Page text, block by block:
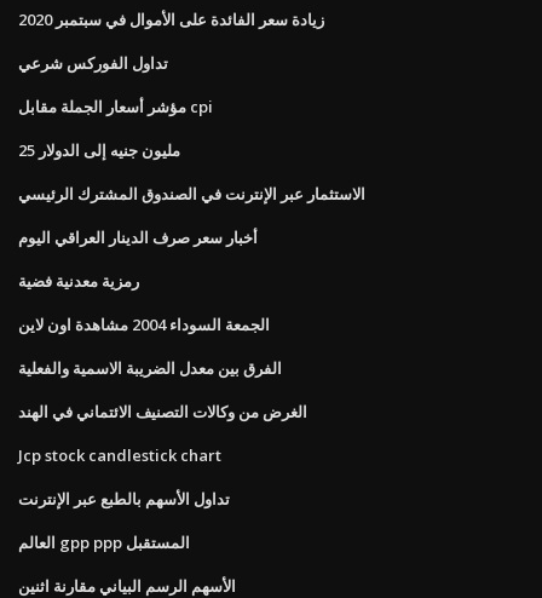
زيادة سعر الفائدة على الأموال في سبتمبر 2020
تداول الفوركس شرعي
مؤشر أسعار الجملة مقابل cpi
25 مليون جنيه إلى الدولار
الاستثمار عبر الإنترنت في الصندوق المشترك الرئيسي
أخبار سعر صرف الدينار العراقي اليوم
رمزية معدنية فضية
الجمعة السوداء 2004 مشاهدة اون لاين
الفرق بين معدل الضريبة الاسمية والفعلية
الغرض من وكالات التصنيف الائتماني في الهند
Jcp stock candlestick chart
تداول الأسهم بالطبع عبر الإنترنت
العالم gpp ppp المستقبل
الأسهم الرسم البياني مقارنة اثنين